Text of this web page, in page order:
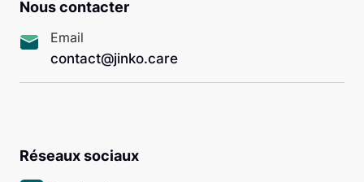
Réseaux sociaux
Nous contacter
Email
contact@jinko.care